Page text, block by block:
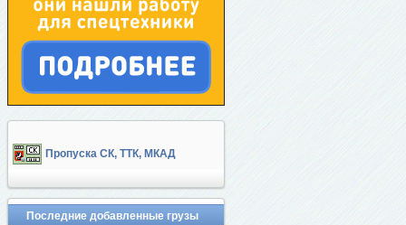
Пропуска СК, ТТК, МКАД
Последние добавленные грузы